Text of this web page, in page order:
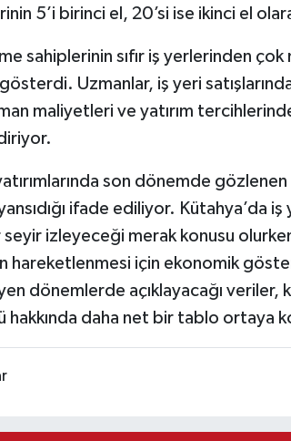
5’i birinci el, 20’si ise ikinci el
sahiplerinin sıfır iş yerlerinden
Uzmanlar, iş yeri
maliyetleri ve yatırım
son dönemde
ifade ediliyor. Kütahya’da iş
seyir izleyeceği merak konusu
hareketlenmesi için ekonomik
dönemlerde açıklayacağı veriler,
hakkında daha net bir tablo ortaya